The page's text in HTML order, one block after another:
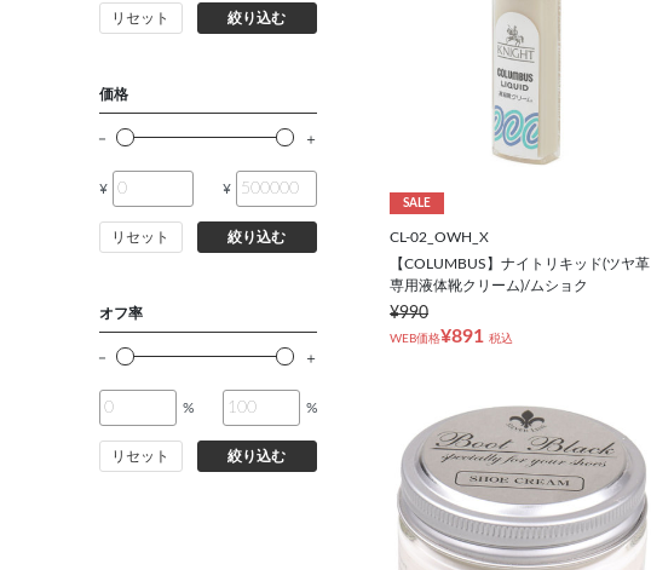
（ビジネス小物 & 靴下）
リセット 絞り込む
価格
¥ ¥
リセット 絞り込む
オフ率
% %
リセット 絞り込む
SALE
CL-02_OWH_X
【COLUMBUS】ナイトリキッド(ツヤ革
専用液体靴クリーム)/ムショク
¥990
WEB価格¥891 税込